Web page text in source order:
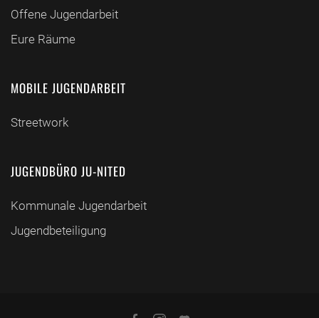
Offene Jugendarbeit
Eure Räume
MOBILE JUGENDARBEIT
Streetwork
JUGENDBÜRO JU-NITED
Kommunale Jugendarbeit
Jugendbeteiligung